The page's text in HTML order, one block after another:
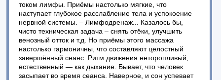
током лимфы. Приёмы настолько мягкие, что
наступает глубокое расслабление тела и успокоение
нервной системы. – Лимфодренаж... Казалось бы,
чисто техническая задача – снять отёки, улучшить
венозный отток и т.д. Но приёмы этого массажа
настолько гармоничны, что составляют целостный
завершённый сеанс. Ритм движения неторопливый,
естественный — как дыхание. Бывает, что человек
засыпает во время сеанса. Наверное, и сон успевает